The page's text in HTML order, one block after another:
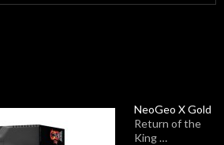
NeoGeo X Gold
Return of the
King …